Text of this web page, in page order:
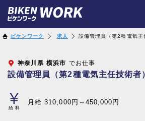
ビケンワーク 求人 設備管理員（第2種電気主
神奈川県 横浜市 でお仕事
設備管理員（第2種電気主任技術者
給料
月給 310,000円～450,000円